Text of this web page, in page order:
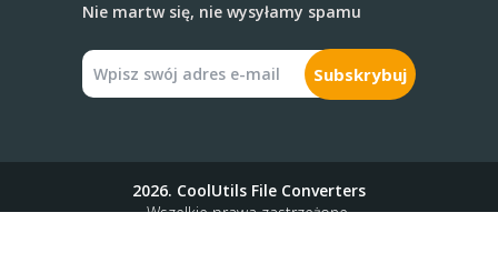
Nie martw się, nie wysyłamy spamu
Subskrybuj
2026. CoolUtils File Converters
Wszelkie prawa zastrzeżone.